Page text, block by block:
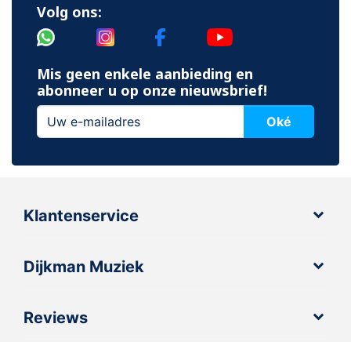
Volg ons:
Mis geen enkele aanbieding en
abonneer u op onze nieuwsbrief!
Oké
Klantenservice
Dijkman Muziek
Reviews